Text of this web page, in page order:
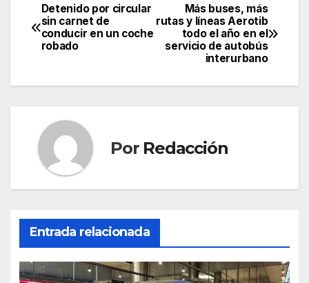
c
e
b
o
k
itt
er
ail at
s
p
e
gr
a
m
m
p
ar
tir
Navegación
de
Más buses, más
rutas y líneas Aerotib
todo el año en el
servicio de autobús
interurbano
Detenido por circular
sin carnet de
conducir en un coche
robado
Por Redacción
Entrada relacionada